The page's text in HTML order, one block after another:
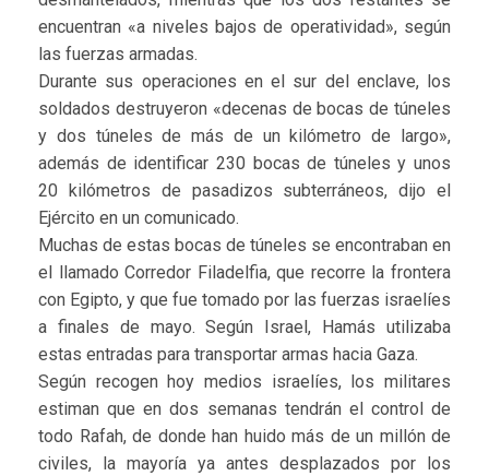
encuentran «a niveles bajos de operatividad», según
las fuerzas armadas.
Durante sus operaciones en el sur del enclave, los
soldados destruyeron «decenas de bocas de túneles
y dos túneles de más de un kilómetro de largo»,
además de identificar 230 bocas de túneles y unos
20 kilómetros de pasadizos subterráneos, dijo el
Ejército en un comunicado.
Muchas de estas bocas de túneles se encontraban en
el llamado Corredor Filadelfia, que recorre la frontera
con Egipto, y que fue tomado por las fuerzas israelíes
a finales de mayo. Según Israel, Hamás utilizaba
estas entradas para transportar armas hacia Gaza.
Según recogen hoy medios israelíes, los militares
estiman que en dos semanas tendrán el control de
todo Rafah, de donde han huido más de un millón de
civiles, la mayoría ya antes desplazados por los